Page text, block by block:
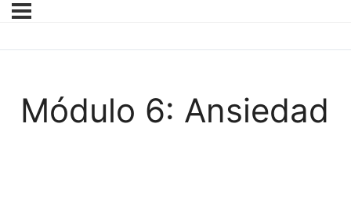
Módulo 6: Ansiedad